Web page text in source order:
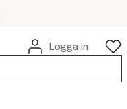
Logga in